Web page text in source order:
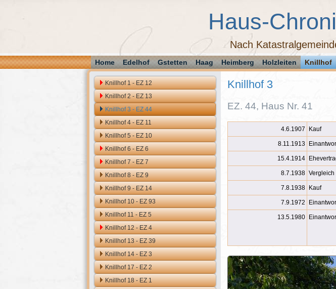
Haus-
Nach
Home Edelhof Gstetten Haag Heimberg Holzleiten Knillhof
Knillhof 1 - EZ 12
Knillhof 2 - EZ 13
Knillhof 3 - EZ 44
Knillhof 4 - EZ 11
Knillhof 5 - EZ 10
Knillhof 6 - EZ 6
Knillhof 7 - EZ 7
Knillhof 8 - EZ 9
Knillhof 9 - EZ 14
Knillhof 10 - EZ 93
Knillhof 11 - EZ 5
Knillhof 12 - EZ 4
Knillhof 13 - EZ 39
Knillhof 14 - EZ 3
Knillhof 17 - EZ 2
Knillhof 18 - EZ 1
Knillhof 3
EZ. 44, Haus Nr. 41
4.6.1907 Kauf
8.11.1913
15.4.1914
8.7.1938 Vergleich
7.8.1938 Kauf
7.9.1972
13.5.1980